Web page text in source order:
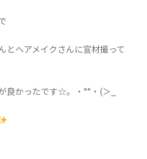
とヘアメイクさんに宣材撮って
良かったです☆。・°°・(＞_